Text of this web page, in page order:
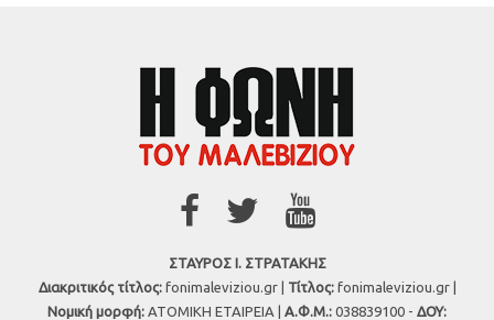
ΣΤΑΥΡΟΣ Ι. ΣΤΡΑΤΑΚΗΣ
Διακριτικός τίτλος:fonimaleviziou.gr | Τίτλος:fonimaleviziou.gr |
Νομική μορφή: ΑΤΟΜΙΚΗ ΕΤΑΙΡΕΙΑ | Α.Φ.Μ.: 038839100 - ΔΟΥ: